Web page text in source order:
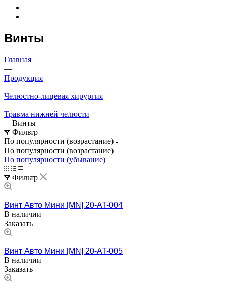
Винты
Главная
—
Продукция
—
Челюстно-лицевая хирургия
—
Травма нижней челюсти
—Винты
Фильтр
По популярности (возрастание)
По популярности (возрастание)
По популярности (убывание)
Фильтр
Винт Авто Мини [MN] 20-AT-004
В наличии
Заказать
Винт Авто Мини [MN] 20-AT-005
В наличии
Заказать